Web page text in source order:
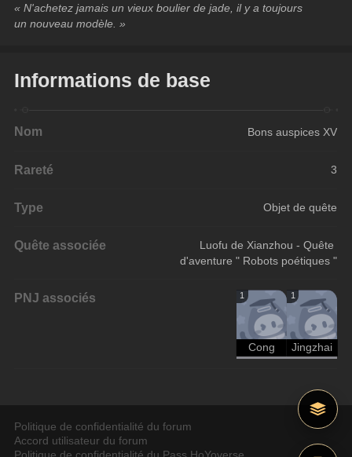
« N'achetez jamais un vieux boulier de jade, il y a toujours
un nouveau modèle. »
Informations de base
Nom Bons auspices XV
Rareté 3
Type Objet de quête
Quête associée
Luofu de Xianzhou - Quête
d'aventure " Robots poétiques "
PNJ associés 1
Cong
1
Jingzhai
Politique de confidentialité du forum
Accord utilisateur du forum